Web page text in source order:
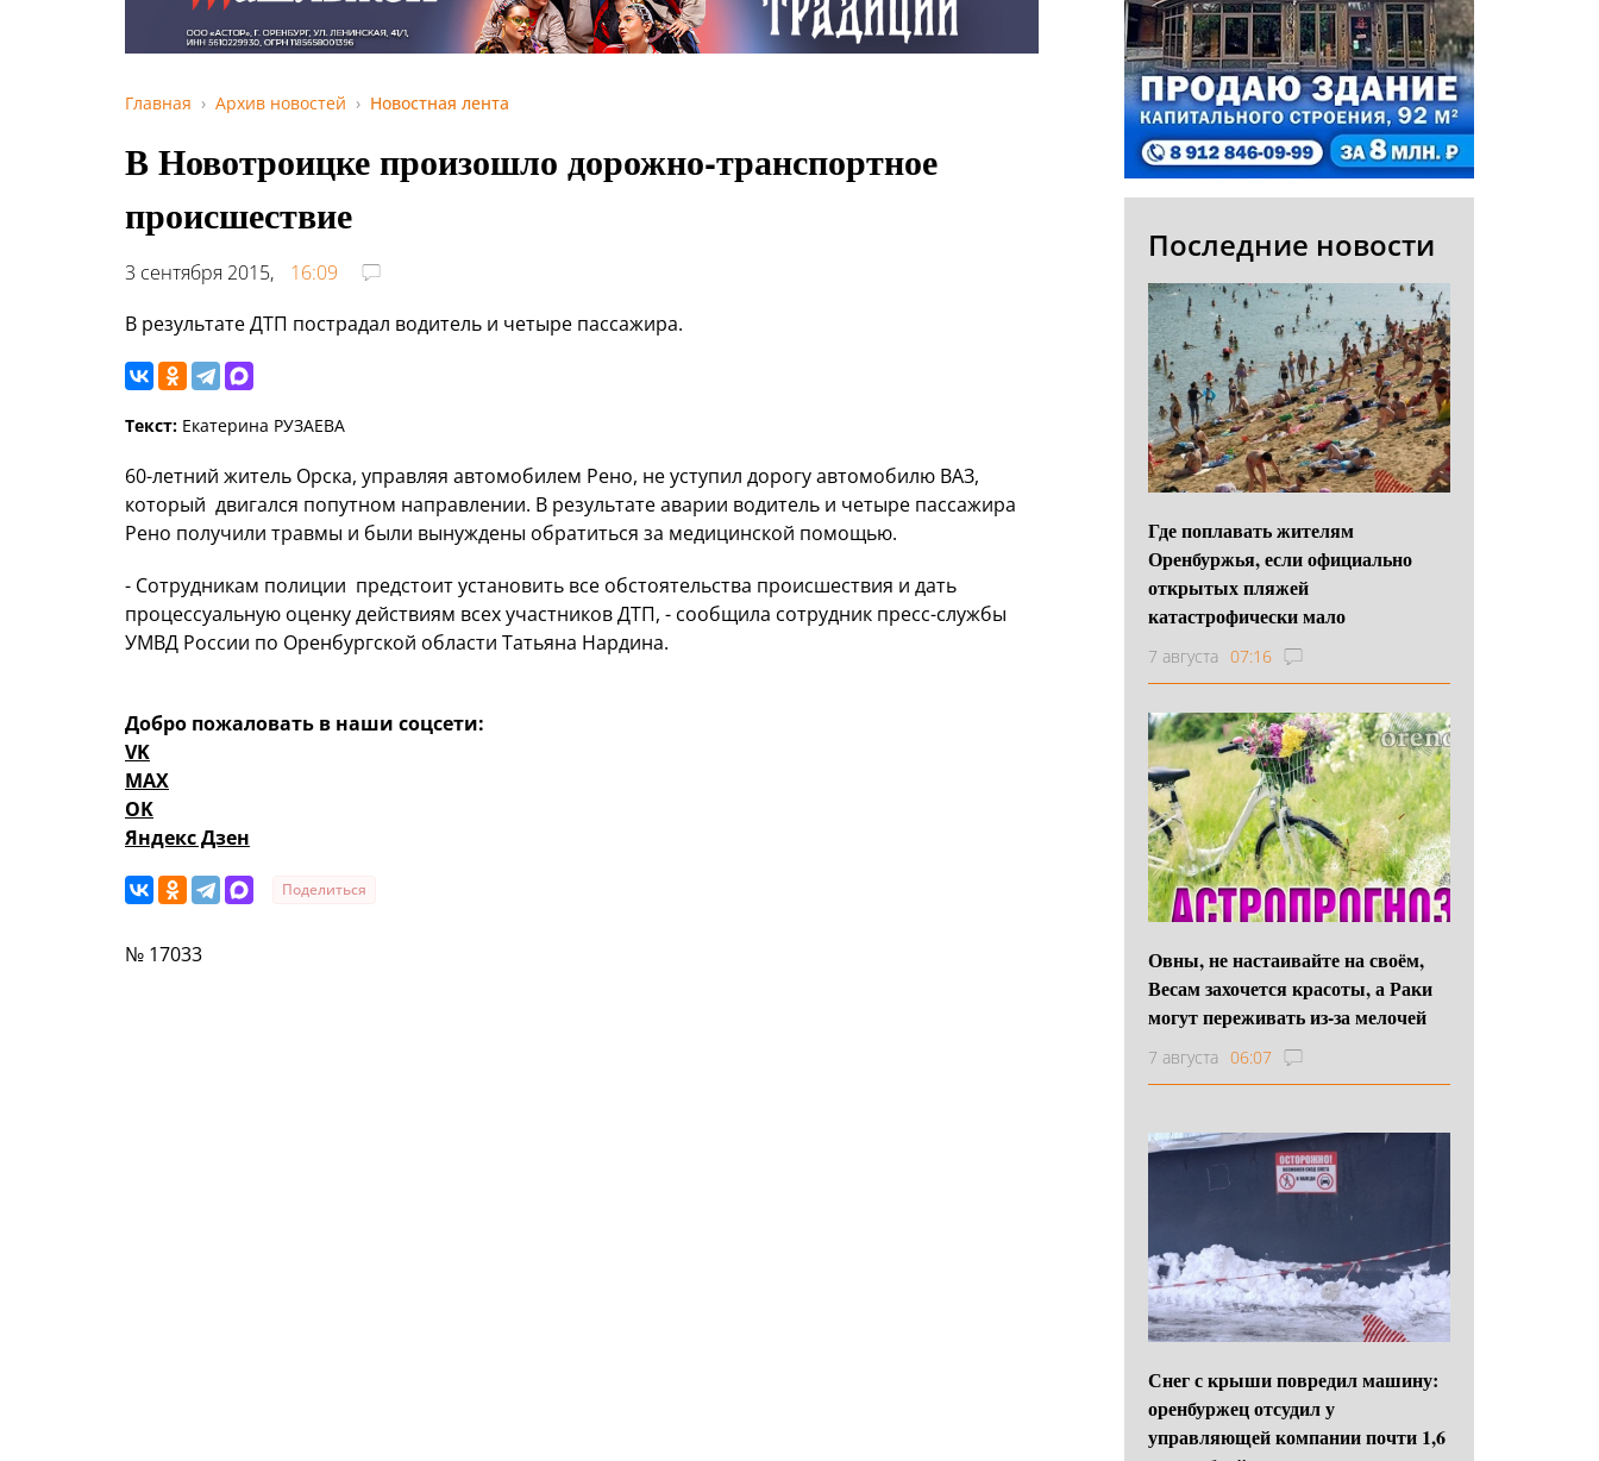
Главная Архив новостей Новостная лента
В Новотроицке произошло дорожно-транспортное
происшествие
3 сентября 2015,
16:09
В результате ДТП пострадал водитель и четыре пассажира.
Текст: Екатерина РУЗАЕВА
60-летний житель Орска, управляя автомобилем Рено, не уступил дорогу автомобилю ВАЗ,
который двигался попутном направлении. В результате аварии водитель и четыре пассажира
Рено получили травмы и были вынуждены обратиться за медицинской помощью.
- Сотрудникам полиции предстоит установить все обстоятельства происшествия и дать
процессуальную оценку действиям всех участников ДТП, - сообщила сотрудник пресс-службы
УМВД России по Оренбургской области Татьяна Нардина.
Добро пожаловать в наши соцсети:
VK
MAX
OK
Яндекс Дзен
Поделиться
№ 17033
Последние новости
Где поплавать жителям
Оренбуржья, если официально
открытых пляжей
катастрофически мало
7 августа 07:16
Овны, не настаивайте на своём,
Весам захочется красоты, а Раки
могут переживать из-за мелочей
7 августа 06:07
Снег с крыши повредил машину:
оренбуржец отсудил у
управляющей компании почти 1,6